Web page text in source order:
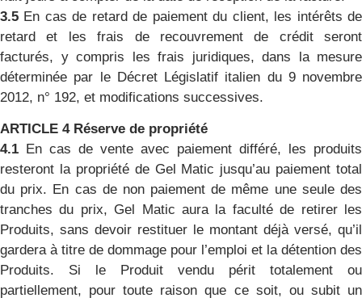
3.5 En cas de retard de paiement du client, les intérêts de
retard et les frais de recouvrement de crédit seront
facturés, y compris les frais juridiques, dans la mesure
déterminée par le Décret Législatif italien du 9 novembre
2012, n° 192, et modifications successives.
ARTICLE 4 Réserve de propriété
4.1 En cas de vente avec paiement différé, les produits
resteront la propriété de Gel Matic jusqu’au paiement total
du prix. En cas de non paiement de même une seule des
tranches du prix, Gel Matic aura la faculté de retirer les
Produits, sans devoir restituer le montant déjà versé, qu’il
gardera à titre de dommage pour l’emploi et la détention des
Produits. Si le Produit vendu périt totalement ou
partiellement, pour toute raison que ce soit, ou subit un